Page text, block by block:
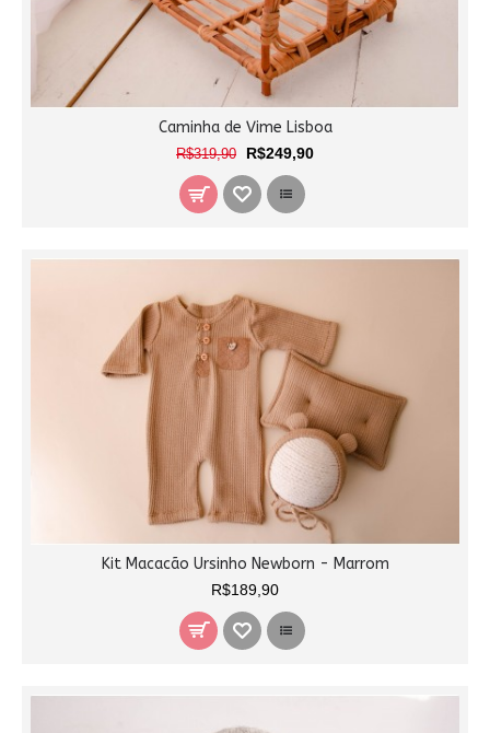
Caminha de Vime Lisboa
R$319,90 R$249,90
Kit Macacão Ursinho Newborn - Marrom
R$189,90